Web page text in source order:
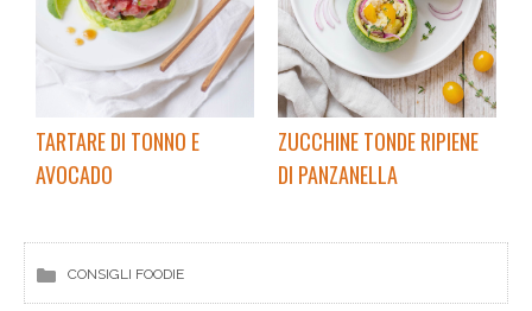
TARTARE DI TONNO E
AVOCADO
ZUCCHINE TONDE RIPIENE
DI PANZANELLA
CONSIGLI FOODIE